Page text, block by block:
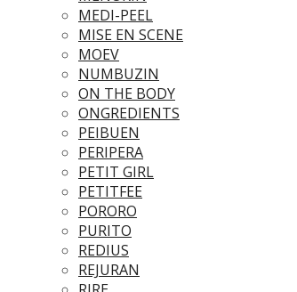
MEDI-PEEL
MISE EN SCENE
MOEV
NUMBUZIN
ON THE BODY
ONGREDIENTS
PEIBUEN
PERIPERA
PETIT GIRL
PETITFEE
PORORO
PURITO
REDIUS
REJURAN